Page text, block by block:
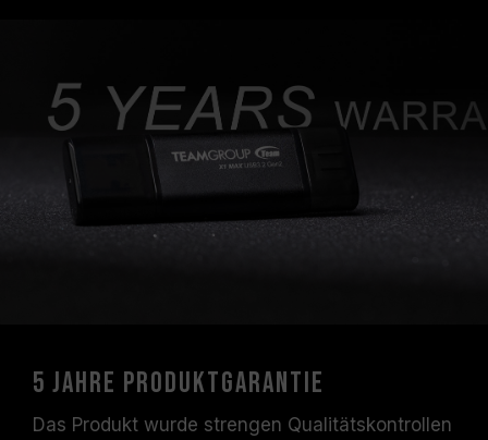
5 Jahre Produktgarantie
Das Produkt wurde strengen Qualitätskontrollen